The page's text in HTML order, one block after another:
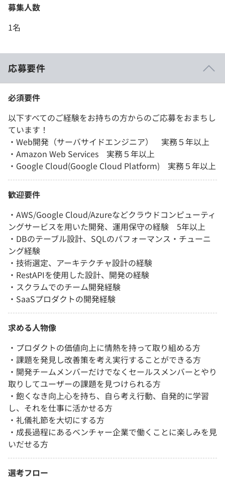
募集人数
1名
応募要件
必須要件
以下すべてのご経験をお持ちの方からのご応募をおまちし
ています！
・Web開発（サーバサイドエンジニア） 実務５年以上
・Amazon Web Services 実務５年以上
・Google Cloud(Google Cloud Platform) 実務５年以上
歓迎要件
・AWS/Google Cloud/Azureなどクラウドコンピューティ
ングサービスを用いた開発、運用保守の経験 5年以上
・DBのテーブル設計、SQLのパフォーマンス・チューニ
ング経験
・技術選定、アーキテクチャ設計の経験
・RestAPIを使用した設計、開発の経験
・スクラムでのチーム開発経験
・SaaSプロダクトの開発経験
求める人物像
・プロダクトの価値向上に情熱を持って取り組める方
・課題を発見し改善策を考え実行することができる方
・開発チームメンバーだけでなくセールスメンバーとやり
取りしてユーザーの課題を見つけられる方
・飽くなき向上心を持ち、自ら考え行動、自発的に学習
し、それを仕事に活かせる方
・礼儀礼節を大切にする方
・成長過程にあるベンチャー企業で働くことに楽しみを見
いだせる方
選考フロー